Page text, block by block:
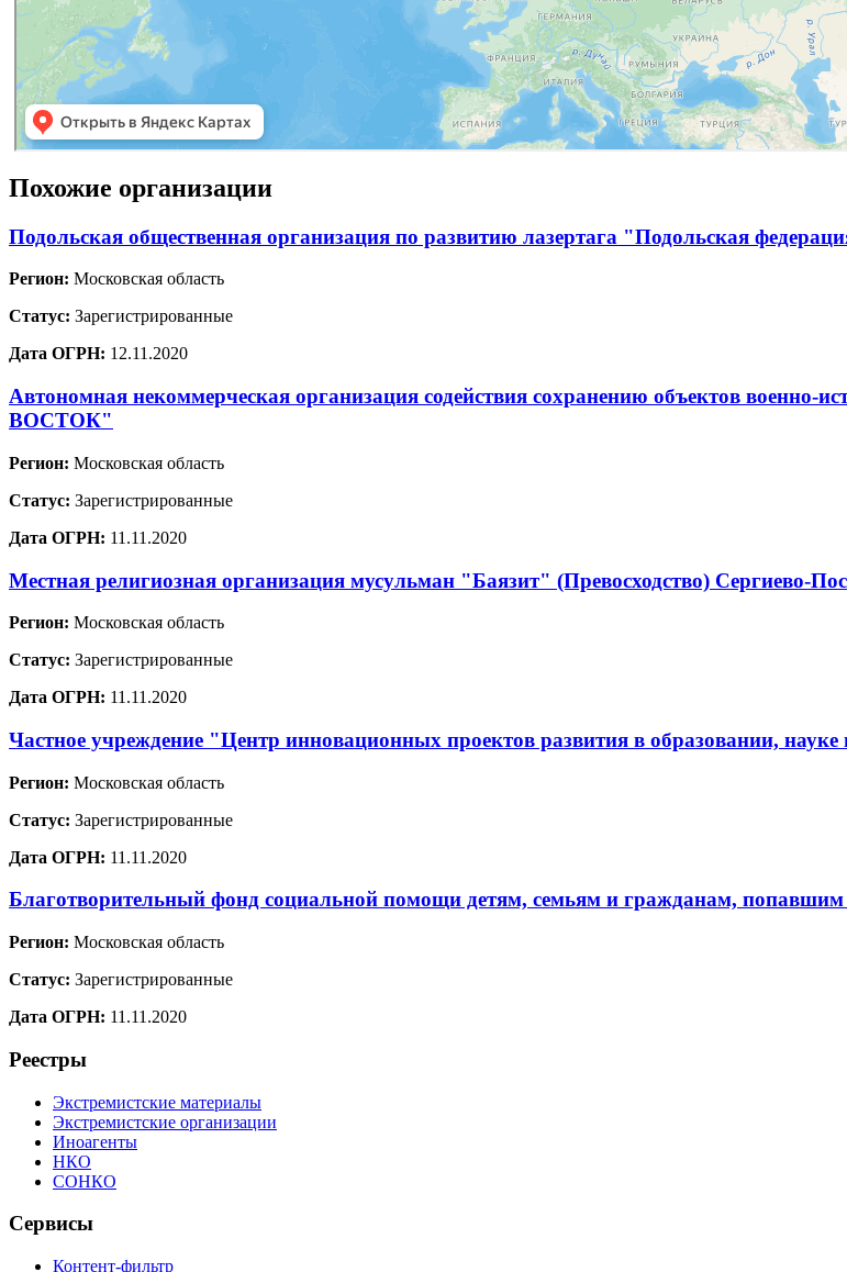
Похожие организации
Подольская общественная организация по развитию лазертага "Подольская
Регион: Московская область
Статус: Зарегистрированные
Дата ОГРН: 12.11.2020
Автономная некоммерческая организация содействия сохранению объектов
ВОСТОК"
Регион: Московская область
Статус: Зарегистрированные
Дата ОГРН: 11.11.2020
Местная религиозная организация мусульман "Баязит" (Превосходство) Сергиево-
Регион: Московская область
Статус: Зарегистрированные
Дата ОГРН: 11.11.2020
Частное учреждение "Центр инновационных проектов развития в образовании, науке
Регион: Московская область
Статус: Зарегистрированные
Дата ОГРН: 11.11.2020
Благотворительный фонд социальной помощи детям, семьям и гражданам,
Регион: Московская область
Статус: Зарегистрированные
Дата ОГРН: 11.11.2020
Реестры
Экстремистские материалы
Экстремистские организации
Иноагенты
НКО
СОНКО
Сервисы
Контент-фильтр